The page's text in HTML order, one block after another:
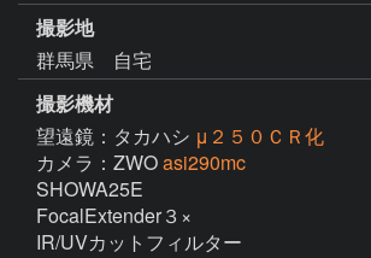
撮影地
群馬県 自宅
撮影機材
望遠鏡：タカハシ μ２５０ＣＲ化
カメラ：ZWOasi290mc
SHOWA25E
FocalExtender３×
IR/UVカットフィルター